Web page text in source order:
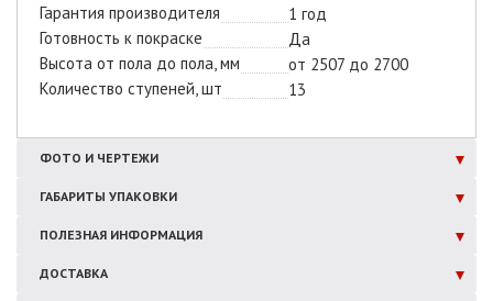
Гарантия производителя
1 год
Готовность к покраске
Да
Высота от пола до пола, мм
от 2507 до 2700
Количество ступеней, шт
13
ФОТО И ЧЕРТЕЖИ
ГАБАРИТЫ УПАКОВКИ
ПОЛЕЗНАЯ ИНФОРМАЦИЯ
ДОСТАВКА